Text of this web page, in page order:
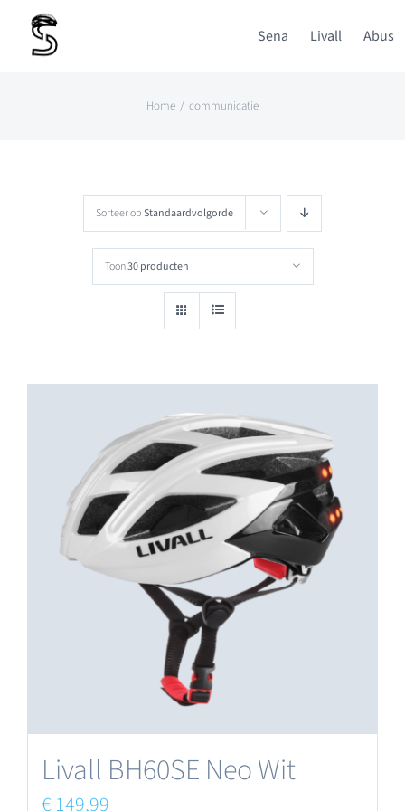
naar
Sena Livall Abus
Home communicatie
Sorteer opStandaardvolgorde
Toon30 producten
Livall BH60SE Neo Wit
€149,99